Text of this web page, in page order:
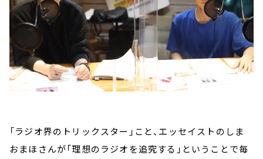
「ラジオ界のトリックスター」こと、エッセイストのしま
おまほさんが「理想のラジオを追究する」ということで毎